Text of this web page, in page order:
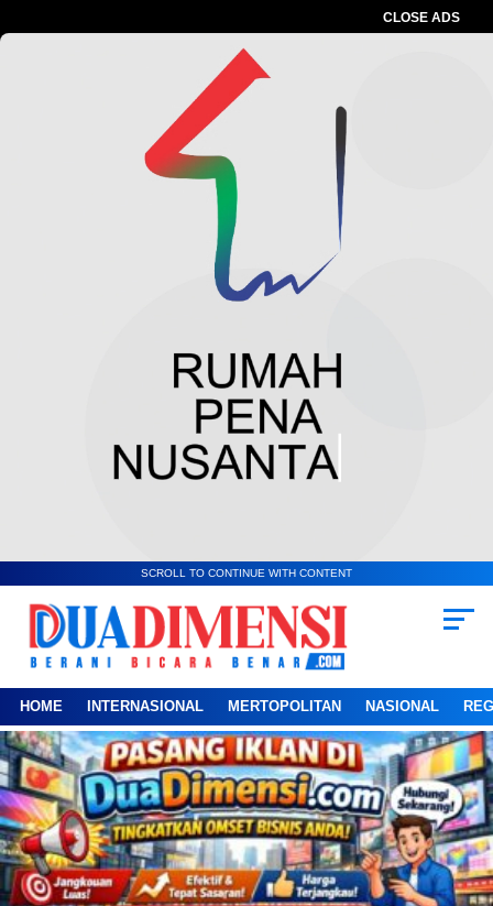
CLOSE ADS
SCROLL TO CONTINUE WITH CONTENT
HOME INTERNASIONAL MERTOPOLITAN NASIONAL
Advertesment